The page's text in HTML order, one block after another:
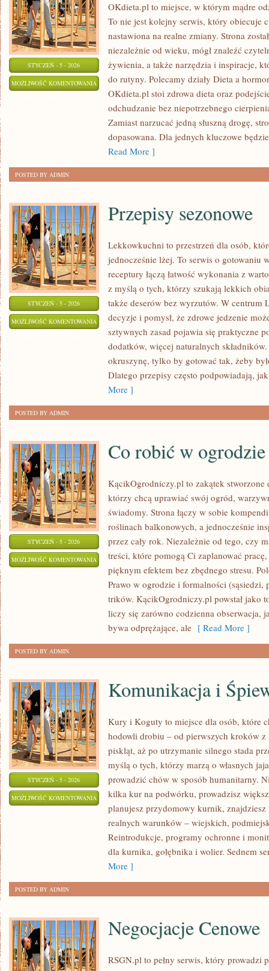
STYCZEŃ - 5 - 2026
MOŻLIWOŚĆ KOMENTOWANIA PRZEPISY
KULINARNE
OKdieta.pl to miejsce, w którym mądre
To nie jest kolejny serwis, który obiecuje
nastawiona na realne zmiany. Strona
niezależnie od wieku, mógł znaleźć
żywienia, a także narzędzia i inspiracje,
do rutyny. Polecamy działy Dieta a
OKdieta.pl stoi zdrowa dieta oraz
odchudzanie bez niepotrzebnego
Zamiast narzucać jedną słuszną drogę,
dopasowana. Dla jednych kluczowe
Read More ]
POSTED BY ADMIN
STYCZEŃ - 5 - 2026
MOŻLIWOŚĆ KOMENTOWANIA PRZEPISY
SEZONOWE
Przepisy sezonowe
Lekkowkuchni to przestrzeń dla osób,
jednocześnie lżej. To serwis o gotowaniu
receptury łączą łatwość wykonania z
z myślą o tych, którzy szukają lekkich
także deserów bez wyrzutów. W centrum
decyzje i pomysł, że zdrowe jedzenie
sztywnych zasad pojawia się praktyczne
dodatków, więcej naturalnych
okruszynę, tylko by gotować tak, żeby
Dlatego przepisy często podpowiadają,
More ]
POSTED BY ADMIN
STYCZEŃ - 5 - 2026
MOŻLIWOŚĆ KOMENTOWANIA
ROBIĆ
OGRODZIE
WIOSNĄ?
Co robić w
KącikOgrodniczy.pl to zakątek
którzy chcą uprawiać swój ogród,
świadomy. Strona łączy w sobie
roślinach balkonowych, a jednocześnie
przez cały rok. Niezależnie od tego, czy
treści, które pomogą Ci zaplanować
pięknym efektem bez zbędnego stresu.
Prawo w ogrodzie i formalności
trików. KącikOgrodniczy.pl powstał jako
liczy się zarówno codzienna obserwacja,
bywa odprężające, ale [ Read More ]
POSTED BY ADMIN
STYCZEŃ - 5 - 2026
MOŻLIWOŚĆ KOMENTOWANIA KOMUNIKACJA
ŚPIEW
PTAKÓW
Komunikacja i
Kury i Koguty to miejsce dla osób, które
hodowli drobiu – od pierwszych kroków
piskląt, aż po utrzymanie silnego stada
myślą o tych, którzy marzą o własnych
prowadzić chów w sposób humanitarny.
kilka kur na podwórku, prowadzisz
planujesz przydomowy kurnik,
realnych warunków – wiejskich,
Reintrodukcje, programy ochronne i
dla kurnika, gołębnika i wolier. Sednem
More ]
POSTED BY ADMIN
Negocjacje Cenowe
RSGN.pl to pełny serwis, który prowadzi